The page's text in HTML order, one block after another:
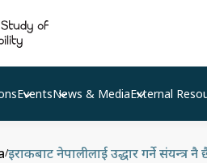
EventsNews & MediaExternal
/इराकबाट नेपालीलाई उद्धार गर्ने संयन्त्र नै